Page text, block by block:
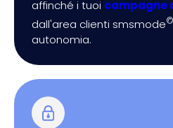
affinché i tuoi campagne
dall'area clienti smsmode©
autonomia.